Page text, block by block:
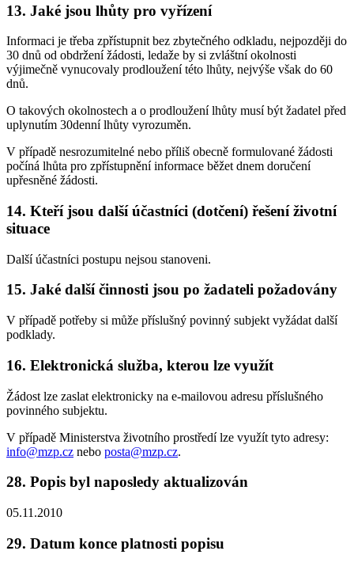
13. Jaké jsou lhůty pro vyřízení
Informaci je třeba zpřístupnit bez zbytečného odkladu, nejpozději do
30 dnů od obdržení žádosti, ledaže by si zvláštní okolnosti
výjimečně vynucovaly prodloužení této lhůty, nejvýše však do 60
dnů.
O takových okolnostech a o prodloužení lhůty musí být žadatel před
uplynutím 30denní lhůty vyrozuměn.
V případě nesrozumitelné nebo příliš obecně formulované žádosti
počíná lhůta pro zpřístupnění informace běžet dnem doručení
upřesněné žádosti.
14. Kteří jsou další účastníci (dotčení) řešení životní
situace
Další účastníci postupu nejsou stanoveni.
15. Jaké další činnosti jsou po žadateli požadovány
V případě potřeby si může příslušný povinný subjekt vyžádat další
podklady.
16. Elektronická služba, kterou lze využít
Žádost lze zaslat elektronicky na e-mailovou adresu příslušného
povinného subjektu.
V případě Ministerstva životního prostředí lze využít tyto adresy:
info@mzp.cz nebo posta@mzp.cz.
28. Popis byl naposledy aktualizován
05.11.2010
29. Datum konce platnosti popisu